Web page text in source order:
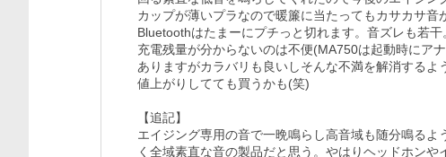
カップが薄いプラなので暖簾に当たってもカサカサ音
Bluetoothはたまーにプチっと切れます。音ズレも若干
充電残量が分からないのは不便(MA750は起動時にア
ありますがカラバリも良いしそんな不満を解消する
値上がりしてても買うかも(笑)
【追記】
エイジング専用の音で一晩鳴らし高音域も随分鳴る
く全域素直な音の製品だと思う。やはりヘッドホンや